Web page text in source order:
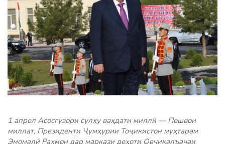
1 апрел Асосгузори сулҳу ваҳдати миллӣ — Пешвои
миллат, Президенти Ҷумҳурии Тоҷикистон муҳтарам
Эмомалӣ Раҳмон дар маркази деҳоти Овчиқалъачаи